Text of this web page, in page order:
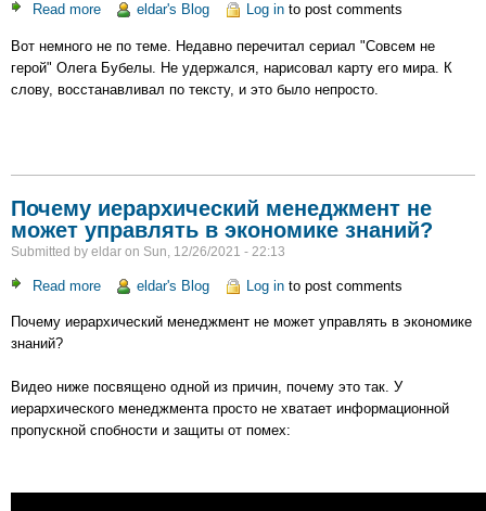
Read more about
мира
Олега
Бубелы
eldar's Blog Log into post comments
Вот немного не по теме. Недавно перечитал сериал "Совсем не
герой" Олега Бубелы. Не удержался, нарисовал карту его мира. К
слову, восстанавливал по тексту, и это было непросто.
Почему иерархический менеджмент не
может управлять в экономике знаний?
Submitted by eldar on Sun, 12/26/2021 - 22:13
Read more about
иерархический
может
управлять
в
eldar's Blog Log into post comments
Почему иерархический менеджмент не может управлять в экономике
знаний?
Видео ниже посвящено одной из причин, почему это так. У
иерархического менеджмента просто не хватает информационной
пропускной спобности и защиты от помех: